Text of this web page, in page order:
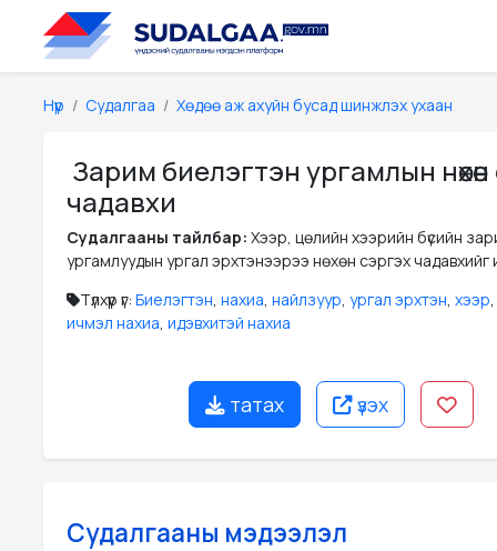
Нүүр Судалгаа Хөдөө аж ахуйн бусад шинжлэх ухаан
Зарим биелэгтэн ургамлын
чадавхи
Судалгааны тайлбар: Хээр, цөлийн хээрийн бүсийн
ургамлуудын ургал эрхтэнээрээ нөхөн сэргэх чадавхийг
Түлхүүр үг: Биелэгтэн, нахиа, найлзуур, ургал эрхтэн, хээр,
ичмэл нахиа, идэвхитэй нахиа
татах үзэх
Судалгааны мэдээлэл